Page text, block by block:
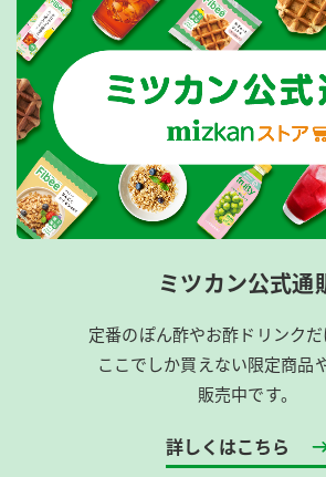
ミツカン公式通
定番のぽん酢やお酢ドリンクだ
ここでしか買えない限定商品
販売中です。
詳しくはこちら